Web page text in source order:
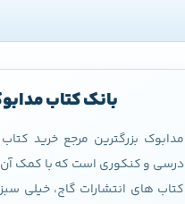
بانک کتاب
مدابوک بزرگترین مرجع خرید
درسی و کنکوری است که با کمک آن
کتاب های انتشارات گاج، خیلی